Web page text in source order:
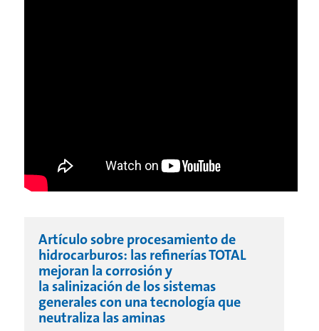
Artículo sobre procesamiento de
hidrocarburos: las refinerías TOTAL
mejoran la corrosión y
la salinización de los sistemas
generales con una tecnología que
neutraliza las aminas